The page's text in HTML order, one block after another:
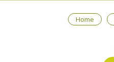
Home